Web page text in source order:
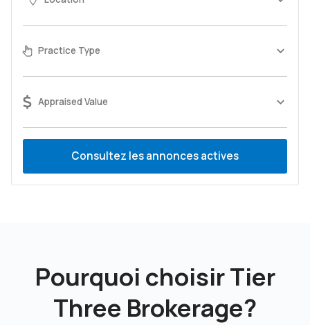
Practice Type
Appraised Value
Consultez les annonces actives
Pourquoi choisir Tier
Three Brokerage?